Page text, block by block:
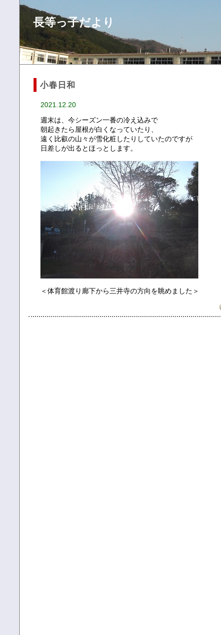
長等っ子だより
小春日和
2021.12.20
週末は、今シーズン一番の冷え込みで
朝起きたら屋根が白くなっていたり、
遠く比叡の山々が雪化粧したりしていたのですが
日差しが出るとほっとします。
＜体育館渡り廊下から三井寺の方向を眺めました＞